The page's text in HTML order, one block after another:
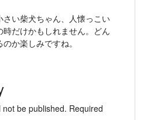
さい柴犬ちゃん、人懐っこい
時だけかもしれません。どん
か楽しみですね。
be published. Required